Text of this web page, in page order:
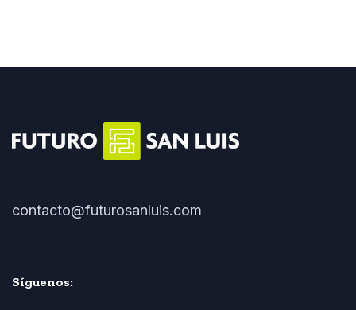
contacto@futurosanluis.com
Síguenos: